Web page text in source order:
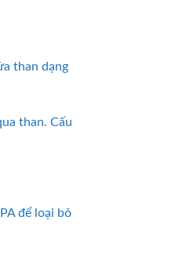
than dạng
than. Cấu
để loại bỏ